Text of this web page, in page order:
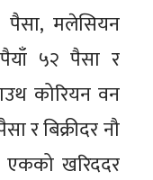
पैसा, मलेसियन
५२ पैसा र
कोरियन वन
र बिक्रीदर नौ
एकको खरिददर